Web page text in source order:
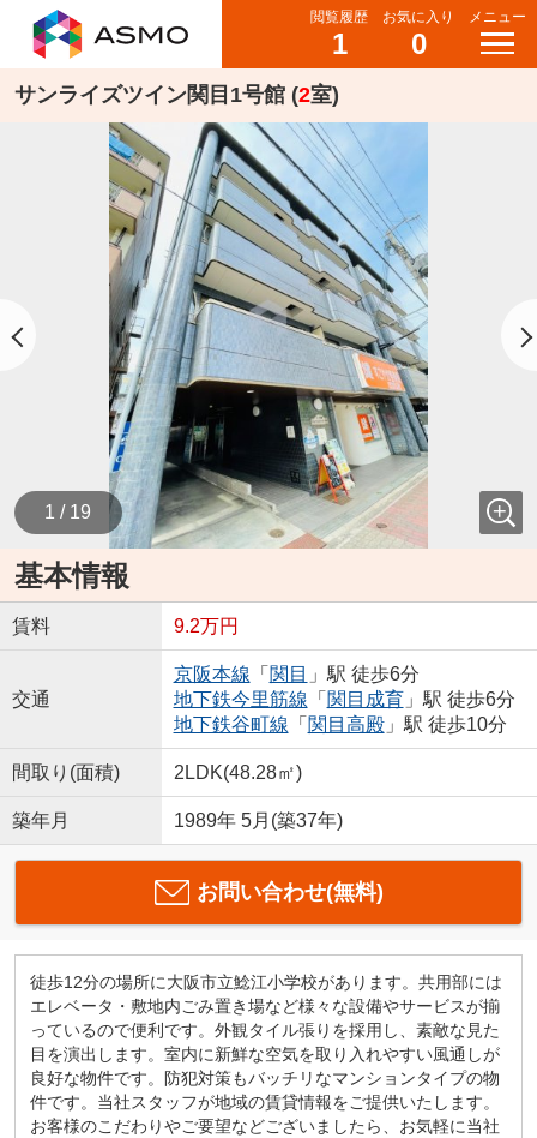
閲覧履歴
1
お気に入り
0
メニュー
サンライズツイン関目1号館 (2室)
1 / 19
基本情報
賃料 9.2万円
交通
京阪本線 「 関目 」駅 徒歩6分
地下鉄今里筋線 「 関目成育」駅 徒歩6分
地下鉄谷町線 「 関目高殿」駅 徒歩10分
間取り(面積) 2LDK(48.28㎡)
築年月 1989年 5月(築37年)
お問い合わせ(無料)
徒歩12分の場所に大阪市立鯰江小学校があります。共用部には
エレベータ・敷地内ごみ置き場など様々な設備やサービスが揃
っているので便利です。外観タイル張りを採用し、素敵な見た
目を演出します。室内に新鮮な空気を取り入れやすい風通しが
良好な物件です。防犯対策もバッチリなマンションタイプの物
件です。当社スタッフが地域の賃貸情報をご提供いたします。
お客様のこだわりやご要望などございましたら、お気軽に当社